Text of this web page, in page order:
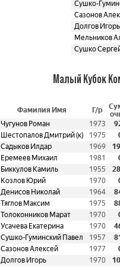
Сушко-
Сазонов
Долгов Игорь
Мельников
Сушко
Малый Кубок
Фамилия Имя Г/р
Чугунов Роман
1973
Шестопалов Дмитрий (к)
1975
Садыков Илдар
1969
Еремеев Михаил
1981
Биккулов Камиль
1955
Козлов Юрий
1970
Денисов Николай
1964
Тяглов Максим
1975
Толоконников Марат
1970
Усачева Екатерина
1970
Сушко-Гуминский Павел
1957
Сазонов Алексей
1977
Долгов Игорь
1970